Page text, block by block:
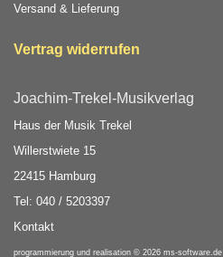
Versand & Lieferung
Vertrag widerrufen
Joachim-Trekel-Musikverlag
Haus der Musik Trekel
Willerstwiete 15
22415 Hamburg
Tel: 040 / 5203397
Kontakt
programmierung und realisation © 2026 ms-software.de